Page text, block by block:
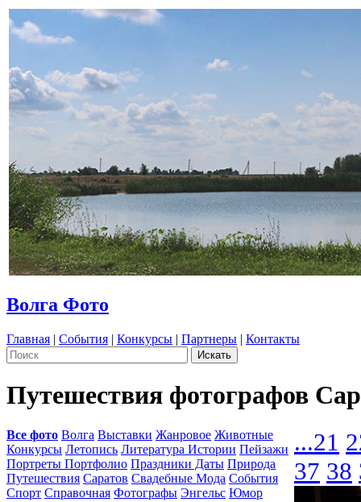
Волга Фото
Главная | События | Конкурсы | Партнеры | Контакты
Путешествия фотографов
Все фото Волга Выставки Жанровое Животные
Конкурсы Летопись Литература Истории Пейзажи
Портреты Портфолио Праздники Даты Природа
Путешествия Саратов Свадебные Мода События
Спорт Справочная Фотографы Энгельс Юмор
...21
37 38